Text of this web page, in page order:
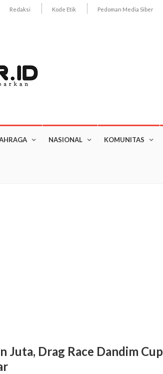
Redaksi Kode Etik Pedoman Media Siber
NASIONAL KOMUNITAS
Juta, Drag Race Dandim